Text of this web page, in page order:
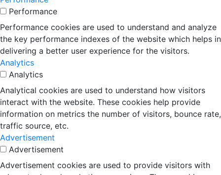
Performance
Performance cookies are used to understand and analyze
the key performance indexes of the website which helps in
delivering a better user experience for the visitors.
Analytics
Analytics
Analytical cookies are used to understand how visitors
interact with the website. These cookies help provide
information on metrics the number of visitors, bounce rate,
traffic source, etc.
Advertisement
Advertisement
Advertisement cookies are used to provide visitors with